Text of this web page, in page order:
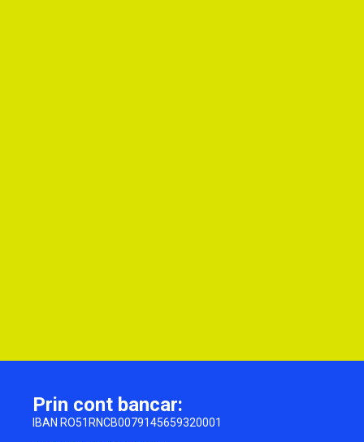
Prin cont bancar:
IBAN RO51RNCB0079145659320001